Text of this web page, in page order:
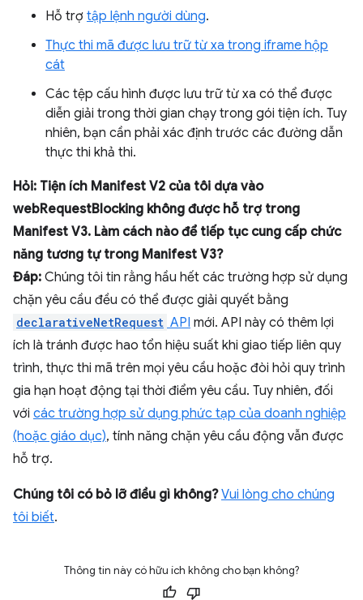
Hỗ trợ tập lệnh người dùng.
Thực thi mã được lưu trữ từ xa trong iframe hộp
cát
Các tệp cấu hình được lưu trữ từ xa có thể được
diễn giải trong thời gian chạy trong gói tiện ích. Tuy
nhiên, bạn cần phải xác định trước các đường dẫn
thực thi khả thi.
Hỏi: Tiện ích Manifest V2 của tôi dựa vào
webRequestBlocking không được hỗ trợ trong
Manifest V3. Làm cách nào để tiếp tục cung cấp chức
năng tương tự trong Manifest V3?
Đáp: Chúng tôi tin rằng hầu hết các trường hợp sử dụng
chặn yêu cầu đều có thể được giải quyết bằng
declarativeNetRequest API mới. API này có thêm lợi
ích là tránh được hao tổn hiệu suất khi giao tiếp liên quy
trình, thực thi mã trên mọi yêu cầu hoặc đòi hỏi quy trình
gia hạn hoạt động tại thời điểm yêu cầu. Tuy nhiên, đối
với các trường hợp sử dụng phức tạp của doanh nghiệp
(hoặc giáo dục), tính năng chặn yêu cầu động vẫn được
hỗ trợ.
Chúng tôi có bỏ lỡ điều gì không? Vui lòng cho chúng
tôi biết.
Thông tin này có hữu ích không cho bạn không?